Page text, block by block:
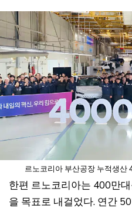
르노코리아 부산공장 누적생
한편 르노코리아는 400만
을 목표로 내걸었다. 연간